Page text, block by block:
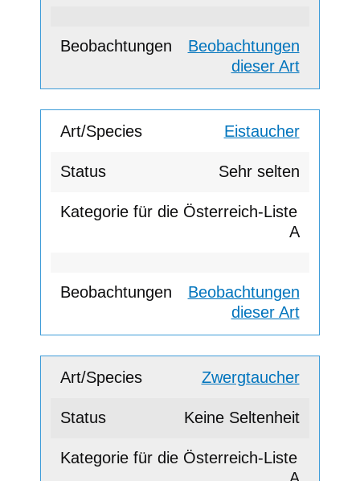
Beobachtungen
dieser Art
Eistaucher
Sehr selten
A
Beobachtungen
dieser Art
Zwergtaucher
Keine Seltenheit